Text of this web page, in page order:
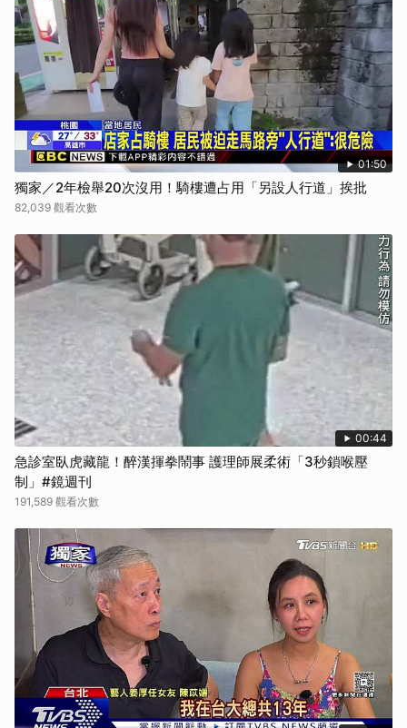
01:50
獨家／2年檢舉20次沒用！騎樓遭占用「另設人行道」挨批
82,039 觀看次數
00:44
急診室臥虎藏龍！醉漢揮拳鬧事 護理師展柔術「3秒鎖喉壓
制」#鏡週刊
191,589 觀看次數